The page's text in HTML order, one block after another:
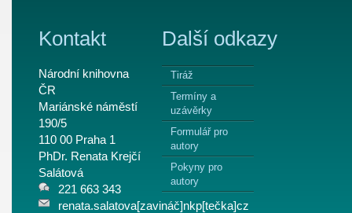
Kontakt
Národní knihovna
ČR
Mariánské náměstí
190/5
110 00 Praha 1
PhDr. Renata Krejčí
Salátová
221 663 343
renata.salatova[zavináč]nkp[tečka]cz
Další odkazy
Tiráž
Termíny a
uzávěrky
Formulář pro
autory
Pokyny pro
autory